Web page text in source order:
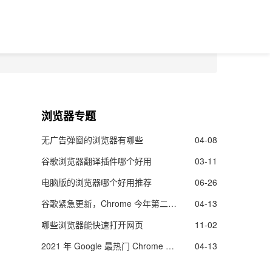
浏览器专题
无广告弹窗的浏览器有哪些
04-08
谷歌浏览器翻译插件哪个好用
03-11
电脑版的浏览器哪个好用推荐
06-26
谷歌紧急更新，Chrome 今年第二个零日漏洞曝光！
04-13
哪些浏览器能快速打开网页
11-02
2021 年 Google 最热门 Chrome 扩展程序名单出炉
04-13